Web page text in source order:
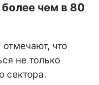
чем в 80
что
не только
сектора.